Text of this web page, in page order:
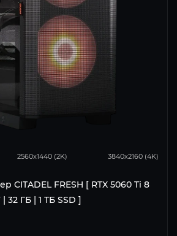
2560x1440 (2K) 3840x2160 (4K)
CITADEL FRESH [ RTX 5060 Ti 8
32 ГБ | 1 ТБ SSD ]